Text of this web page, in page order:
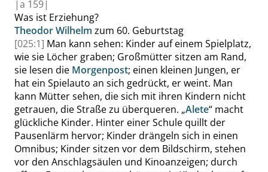
|a 159|
Was ist Erziehung?
Theodor Wilhelm zum 60. Geburtstag
[025:1] Man kann sehen: Kinder auf einem Spielplatz,
wie sie Löcher graben; Großmütter sitzen am Rand,
sie lesen die Morgenpost; einen kleinen Jungen, er
hat ein Spielauto an sich gedrückt, er weint. Man
kann Mütter sehen, die sich mit ihren Kindern nicht
getrauen, die Straße zu überqueren. „Alete“ macht
glückliche Kinder. Hinter einer Schule quillt der
Pausenlärm hervor; Kinder drängeln sich in einen
Omnibus; Kinder sitzen vor dem Bildschirm, stehen
vor den Anschlagsäulen und Kinoanzeigen; durch